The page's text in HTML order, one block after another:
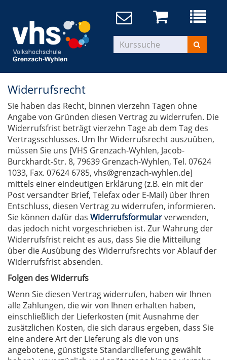
Widerrufsrecht
Sie haben das Recht, binnen vierzehn Tagen ohne
Angabe von Gründen diesen Vertrag zu widerrufen. Die
Widerrufsfrist beträgt vierzehn Tage ab dem Tag des
Vertragsschlusses. Um Ihr Widerrufsrecht auszuüben,
müssen Sie uns [VHS Grenzach-Wyhlen, Jacob-
Burckhardt-Str. 8, 79639 Grenzach-Wyhlen, Tel. 07624
1033, Fax. 07624 6785, vhs@grenzach-wyhlen.de]
mittels einer eindeutigen Erklärung (z.B. ein mit der
Post versandter Brief, Telefax oder E-Mail) über Ihren
Entschluss, diesen Vertrag zu widerrufen, informieren.
Sie können dafür das Widerrufsformularverwenden,
das jedoch nicht vorgeschrieben ist. Zur Wahrung der
Widerrufsfrist reicht es aus, dass Sie die Mitteilung
über die Ausübung des Widerrufsrechts vor Ablauf der
Widerrufsfrist absenden.
Folgen des Widerrufs
Wenn Sie diesen Vertrag widerrufen, haben wir Ihnen
alle Zahlungen, die wir von Ihnen erhalten haben,
einschließlich der Lieferkosten (mit Ausnahme der
zusätzlichen Kosten, die sich daraus ergeben, dass Sie
eine andere Art der Lieferung als die von uns
angebotene, günstigste Standardlieferung gewählt